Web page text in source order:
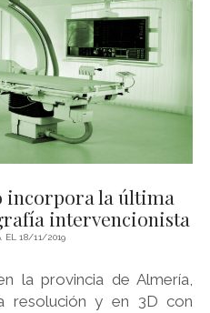
LA PANTALLA
CONDICIONES
YOU…
la última
intervencionista
EL 18/11/2019
la provincia de Almería,
resolución y en 3D con